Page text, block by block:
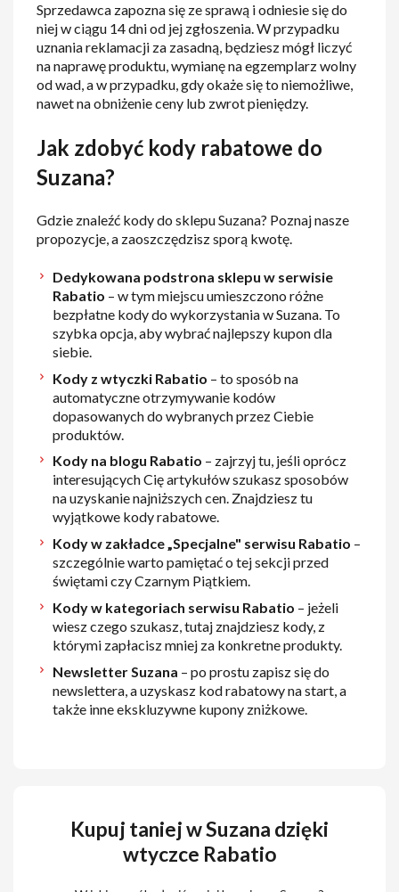
Sprzedawca zapozna się ze sprawą i odniesie się do
niej w ciągu 14 dni od jej zgłoszenia. W przypadku
uznania reklamacji za zasadną, będziesz mógł liczyć
na naprawę produktu, wymianę na egzemplarz wolny
od wad, a w przypadku, gdy okaże się to niemożliwe,
nawet na obniżenie ceny lub zwrot pieniędzy.
Jak zdobyć kody rabatowe do
Suzana?
Gdzie znaleźć kody do sklepu Suzana? Poznaj nasze
propozycje, a zaoszczędzisz sporą kwotę.
Dedykowana podstrona sklepu w serwisie
Rabatio – w tym miejscu umieszczono różne
bezpłatne kody do wykorzystania w Suzana. To
szybka opcja, aby wybrać najlepszy kupon dla
siebie.
Kody z wtyczki Rabatio – to sposób na
automatyczne otrzymywanie kodów
dopasowanych do wybranych przez Ciebie
produktów.
Kody na blogu Rabatio – zajrzyj tu, jeśli oprócz
interesujących Cię artykułów szukasz sposobów
na uzyskanie najniższych cen. Znajdziesz tu
wyjątkowe kody rabatowe.
Kody w zakładce „Specjalne" serwisu Rabatio –
szczególnie warto pamiętać o tej sekcji przed
świętami czy Czarnym Piątkiem.
Kody w kategoriach serwisu Rabatio – jeżeli
wiesz czego szukasz, tutaj znajdziesz kody, z
którymi zapłacisz mniej za konkretne produkty.
Newsletter Suzana – po prostu zapisz się do
newslettera, a uzyskasz kod rabatowy na start, a
także inne ekskluzywne kupony zniżkowe.
Kupuj taniej w Suzana dzięki
wtyczce Rabatio